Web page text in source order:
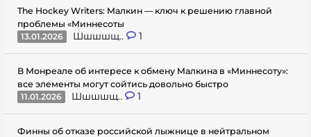
The Hockey Writers: Малкин — ключ к решению главной
проблемы «Миннесоты
13.01.2026
Шшшшщ.. 1
В Монреале об интересе к обмену Малкина в «Миннесоту»:
все элементы могут сойтись довольно быстро
11.01.2026
Шшшшщ.. 1
Финны об отказе российской лыжнице в нейтральном